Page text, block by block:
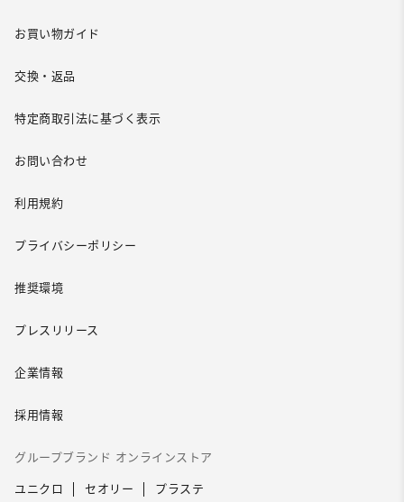
お買い物ガイド
交換・返品
特定商取引法に基づく表示
お問い合わせ
利用規約
プライバシーポリシー
推奨環境
プレスリリース
企業情報
採用情報
グループブランド オンラインストア
ユニクロ セオリー プラステ